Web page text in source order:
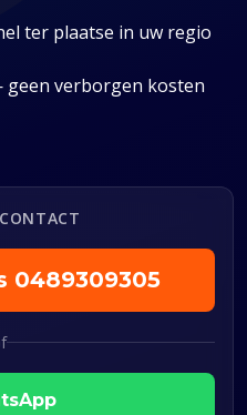
ter plaatse in uw regio
verborgen kosten
0489309305